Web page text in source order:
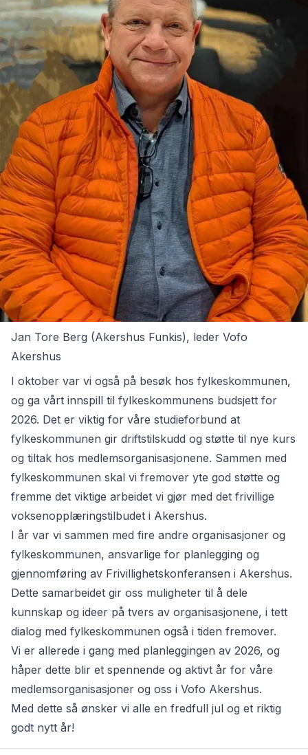
Jan Tore Berg (Akershus Funkis), leder Vofo
Akershus
I oktober var vi også på besøk hos fylkeskommunen,
og ga vårt innspill til fylkeskommunens budsjett for
2026. Det er viktig for våre studieforbund at
fylkeskommunen gir driftstilskudd og støtte til nye kurs
og tiltak hos medlemsorganisasjonene. Sammen med
fylkeskommunen skal vi fremover yte god støtte og
fremme det viktige arbeidet vi gjør med det frivillige
voksenopplæringstilbudet i Akershus.
I år var vi sammen med fire andre organisasjoner og
fylkeskommunen, ansvarlige for planlegging og
gjennomføring av Frivillighetskonferansen i Akershus.
Dette samarbeidet gir oss muligheter til å dele
kunnskap og ideer på tvers av organisasjonene, i tett
dialog med fylkeskommunen også i tiden fremover.
Vi er allerede i gang med planleggingen av 2026, og
håper dette blir et spennende og aktivt år for våre
medlemsorganisasjoner og oss i Vofo Akershus.
Med dette så ønsker vi alle en fredfull jul og et riktig
godt nytt år!